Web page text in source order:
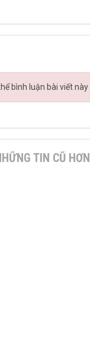
bình luận bài viết này
TIN CŨ HƠN